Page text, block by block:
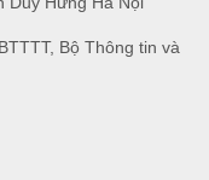
Bộ Thông tin và